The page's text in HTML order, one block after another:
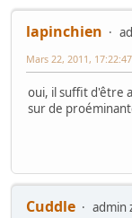
lapinchien
Mars 22, 2011, 17:22:47
oui, il suffit d'être
sur de
Cuddle
admin